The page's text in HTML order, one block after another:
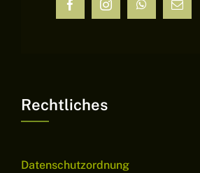
Rechtliches
Datenschutzordnung